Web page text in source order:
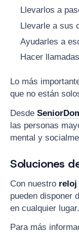
Llevarlos a
Llevarle a sus
Ayudarles a
Hacer
Lo más
que no están
Desde
las personas
mental y
Soluciones
Con nuestro reloj
pueden disponer
en cualquier lugar.
Para más